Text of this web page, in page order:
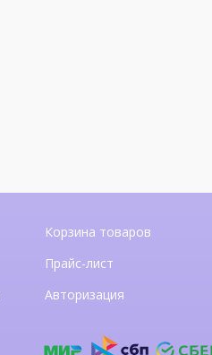
Корзина товаров
Прайс-лист
Авторизация